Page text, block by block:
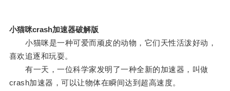
小猫咪crash加速器破解版
小猫咪是一种可爱而顽皮的动物，它们天性活泼好动，
喜欢追逐和玩耍。
有一天，一位科学家发明了一种全新的加速器，叫做
crash加速器，可以让物体在瞬间达到超高速度。